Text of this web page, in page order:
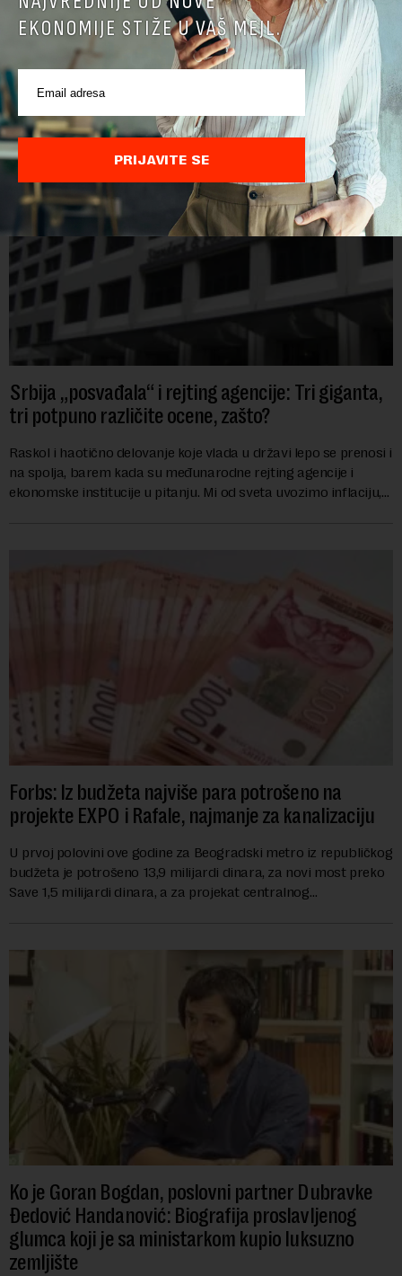
prevozu: Od 113 tramvaja, samo u 15 radi klima
Ovih dana nijedan od 30 tramvaja marke CAF ("Kaf") ne
učestvuje u beogradskom saobraćaju, pa GSP mora da se
oslanja na stara vozila bez klima uređaja, kažu za Novu
ekonomiju iz Sindikata Centar – GSP i Centr...
Srbija „posvađala“ i rejting agencije: Tri giganta,
tri potpuno različite ocene, zašto?
Raskol i haotično delovanje koje vlada u državi lepo se prenosi i
na spolja, barem kada su međunarodne rejting agencije i
ekonomske institucije u pitanju. Mi od sveta uvozimo inflaciju,
Forbs: Iz budžeta najviše para potrošeno na
projekte EXPO i Rafale, najmanje za kanalizaciju
U prvoj polovini ove godine za Beogradski metro iz republičkog
budžeta je potrošeno 13,9 milijardi dinara, za novi most preko
Save 1,5 milijardi dinara, a za projekat centralnog
Ko je Goran Bogdan, poslovni partner Dubravke
Đedović Handanović: Biografija proslavljenog
glumca koji je sa ministarkom kupio luksuzno
zemljište
EKONOMIJE STIŽE U VAŠ MEJL.
PRIJAVITE SE